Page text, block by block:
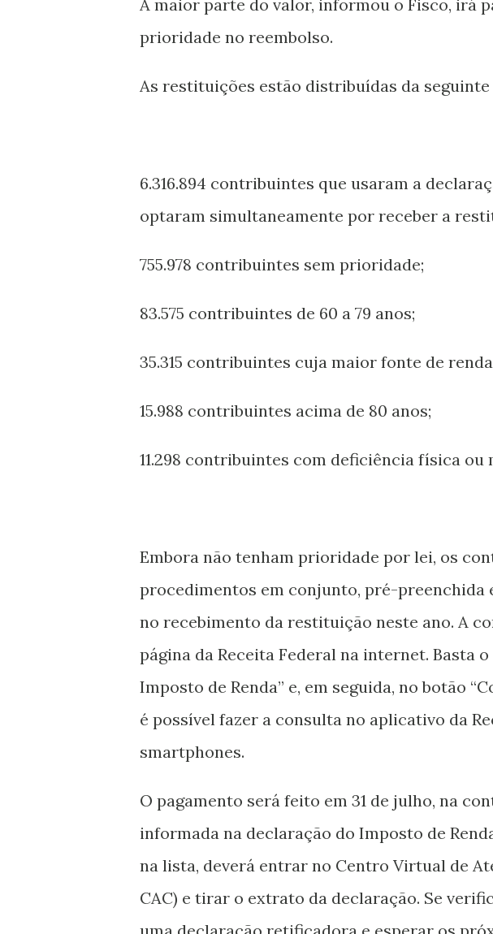
A maior parte do valor, informou o Fisco, irá
prioridade no reembolso.
As restituições estão distribuídas da
6.316.894 contribuintes que usaram a
optaram simultaneamente por receber a
755.978 contribuintes sem prioridade;
83.575 contribuintes de 60 a 79 anos;
35.315 contribuintes cuja maior fonte de
15.988 contribuintes acima de 80 anos;
11.298 contribuintes com deficiência física ou
Embora não tenham prioridade por lei, os
procedimentos em conjunto, pré-preenchida
no recebimento da restituição neste ano. A
página da Receita Federal na internet. Basta
Imposto de Renda” e, em seguida, no botão
é possível fazer a consulta no aplicativo da
smartphones.
O pagamento será feito em 31 de julho, na
informada na declaração do Imposto de
na lista, deverá entrar no Centro Virtual de
CAC) e tirar o extrato da declaração. Se